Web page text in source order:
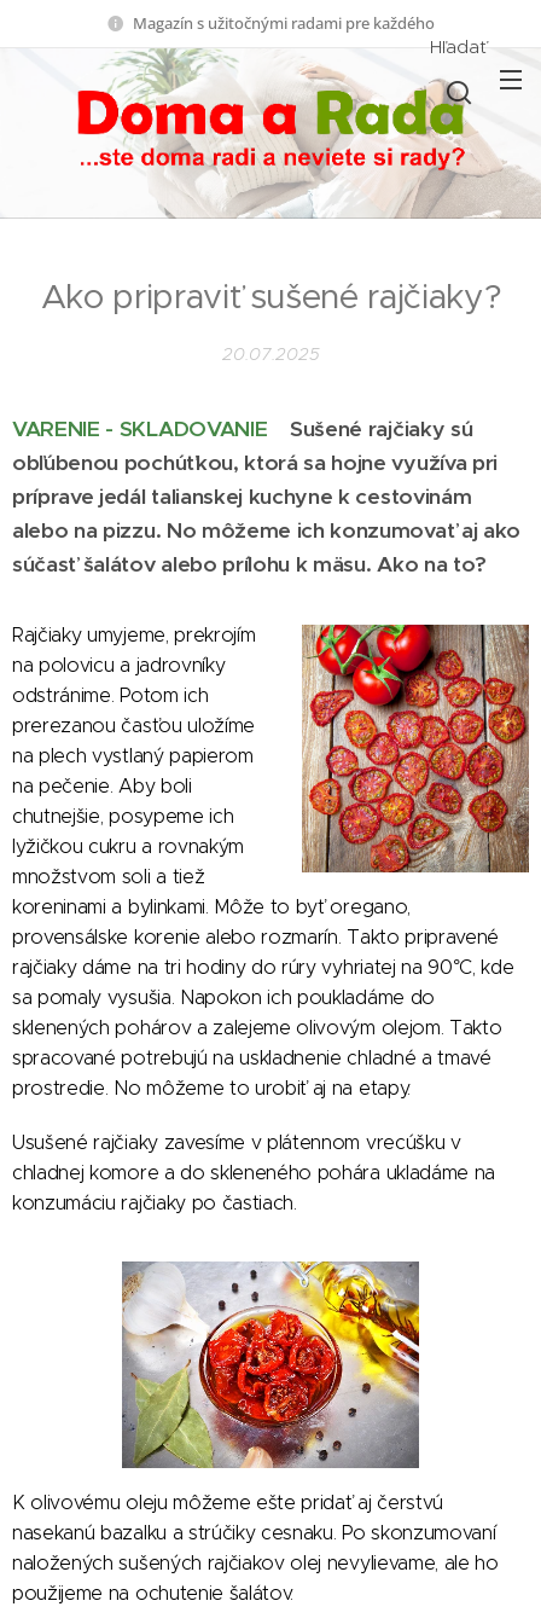
Magazín s užitočnými radami pre každého
Hľadať
Ako pripraviť sušené rajčiaky?
20.07.2025
VARENIE - SKLADOVANIE
Sušené rajčiaky sú
obľúbenou pochúťkou, ktorá sa hojne využíva pri
príprave jedál talianskej kuchyne k cestovinám
alebo na pizzu. No môžeme ich konzumovať aj ako
súčasť šalátov alebo prílohu k mäsu. Ako na to?
Rajčiaky umyjeme, prekrojím
na polovicu a jadrovníky
odstránime. Potom ich
prerezanou časťou uložíme
na plech vystlaný papierom
na pečenie. Aby boli
chutnejšie, posypeme ich
lyžičkou cukru a rovnakým
množstvom soli a tiež
koreninami a bylinkami. Môže to byť oregano,
provensálske korenie alebo rozmarín. Takto pripravené
rajčiaky dáme na tri hodiny do rúry vyhriatej na 90°C, kde
sa pomaly vysušia. Napokon ich poukladáme do
sklenených pohárov a zalejeme olivovým olejom. Takto
spracované potrebujú na uskladnenie chladné a tmavé
prostredie. No môžeme to urobiť aj na etapy.
Usušené rajčiaky zavesíme v plátennom vrecúšku v
chladnej komore a do skleneného pohára ukladáme na
konzumáciu rajčiaky po častiach.
K olivovému oleju môžeme ešte pridať aj čerstvú
nasekanú bazalku a strúčiky cesnaku. Po skonzumovaní
naložených sušených rajčiakov olej nevylievame, ale ho
použijeme na ochutenie šalátov.